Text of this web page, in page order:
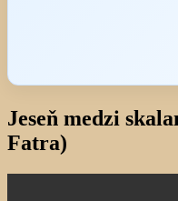
Jeseň medzi
Fatra)